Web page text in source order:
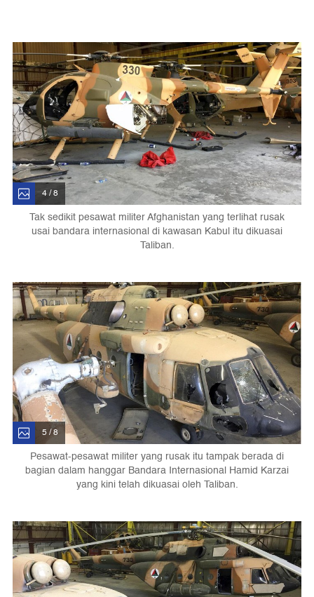
4 / 8
Tak sedikit pesawat militer Afghanistan yang terlihat rusak
usai bandara internasional di kawasan Kabul itu dikuasai
Taliban.
5 / 8
Pesawat-pesawat militer yang rusak itu tampak berada di
bagian dalam hanggar Bandara Internasional Hamid Karzai
yang kini telah dikuasai oleh Taliban.